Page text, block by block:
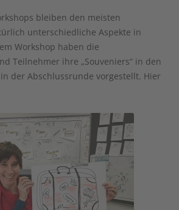
bleiben den meisten
unterschiedliche Aspekte in
Workshop haben die
Teilnehmer ihre „Souveniers“ in den
der Abschlussrunde vorgestellt. Hier